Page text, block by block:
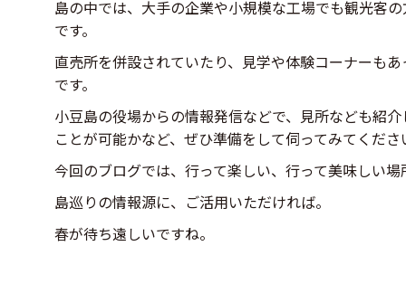
島の中では、大手の企業や小規模な工場でも観光客
です。
直売所を併設されていたり、見学や体験コーナーも
です。
小豆島の役場からの情報発信などで、見所なども紹
ことが可能かなど、ぜひ準備をして伺ってみてくださ
今回のブログでは、行って楽しい、行って美味しい
島巡りの情報源に、ご活用いただければ。
春が待ち遠しいですね。